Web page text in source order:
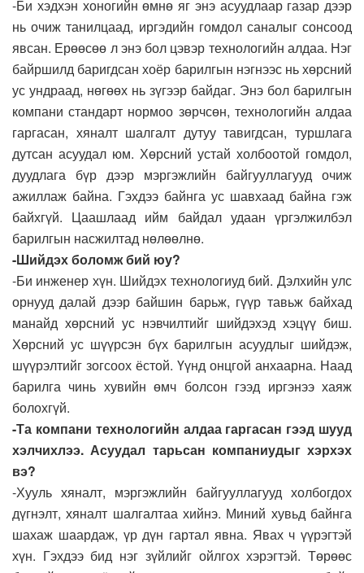
-Би хэдхэн хоногийн өмнө яг энэ асуудлаар газар дээр
нь очиж танилцаад, иргэдийн гомдол саналыг сонсоод
явсан. Ерөөсөө л энэ бол цэвэр технологийн алдаа. Нэг
байршилд баригдсан хоёр барилгын нэгнээс нь хөрсний
ус ундраад, нөгөөх нь зүгээр байдаг. Энэ бол барилгын
компани стандарт нормоо зөрчсөн, технологийн алдаа
гаргасан, хяналт шалгалт дутуу тавигдсан, туршлага
дутсан асуудал юм. Хөрсний устай холбоотой гомдол,
дуудлага бүр дээр мэргэжлийн байгууллагууд очиж
ажиллаж байна. Гэхдээ байнга ус шавхаад байна гэж
байхгүй. Цаашлаад ийм байдал удаан үргэлжилбэл
барилгын насжилтад нөлөөлнө.
-Шийдэх боломж бий юу?
-Би инженер хүн. Шийдэх технологиуд бий. Дэлхийн улс
орнууд далай дээр байшин барьж, гүүр тавьж байхад
манайд хөрсний ус нэвчилтийг шийдэхэд хэцүү биш.
Хөрсний ус шүүрсэн бүх барилгын асуудлыг шийдэж,
шүүрэлтийг зогсоох ёстой. Үүнд онцгой анхаарна. Наад
барилга чинь хувийн өмч болсон гээд иргэнээ хаяж
болохгүй.
-Та компани технологийн алдаа гаргасан гээд шууд
хэлчихлээ. Асуудал тарьсан компаниудыг хэрхэх
вэ?
-Хууль хяналт, мэргэжлийн байгууллагууд холбогдох
дүгнэлт, хяналт шалгалтаа хийнэ. Миний хувьд байнга
шахаж шаардаж, үр дүн гартал явна. Явах ч үүрэгтэй
хүн. Гэхдээ бид нэг зүйлийг ойлгох хэрэгтэй. Төрөөс